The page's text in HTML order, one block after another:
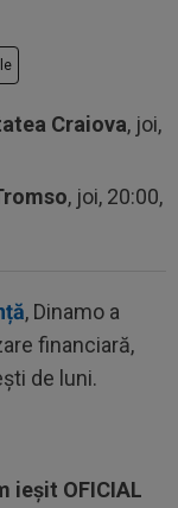
Craiova, joi,
, joi, 20:00,
, Dinamo a
financiară,
de luni.
ieșit OFICIAL